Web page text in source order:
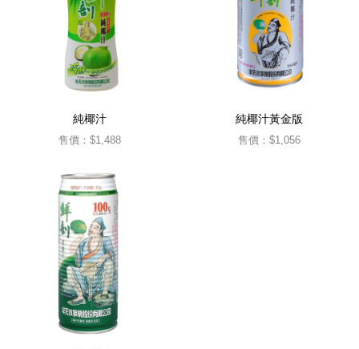
純椰汁
售價： $1,488
純椰汁黃金版
售價： $1,056